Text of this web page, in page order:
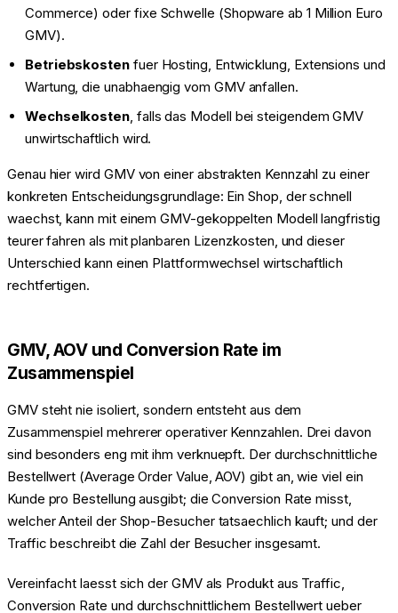
Commerce) oder fixe Schwelle (Shopware ab 1 Million Euro
GMV).
Betriebskostenfuer Hosting, Entwicklung, Extensions und
Wartung, die unabhaengig vom GMV anfallen.
Wechselkosten, falls das Modell bei steigendem GMV
unwirtschaftlich wird.
Genau hier wird GMV von einer abstrakten Kennzahl zu einer
konkreten Entscheidungsgrundlage: Ein Shop, der schnell
waechst, kann mit einem GMV-gekoppelten Modell langfristig
teurer fahren als mit planbaren Lizenzkosten, und dieser
Unterschied kann einen Plattformwechsel wirtschaftlich
rechtfertigen.
GMV, AOV und Conversion Rate im
Zusammenspiel
GMV steht nie isoliert, sondern entsteht aus dem
Zusammenspiel mehrerer operativer Kennzahlen. Drei davon
sind besonders eng mit ihm verknuepft. Der durchschnittliche
Bestellwert (Average Order Value, AOV) gibt an, wie viel ein
Kunde pro Bestellung ausgibt; die Conversion Rate misst,
welcher Anteil der Shop-Besucher tatsaechlich kauft; und der
Traffic beschreibt die Zahl der Besucher insgesamt.
Vereinfacht laesst sich der GMV als Produkt aus Traffic,
Conversion Rate und durchschnittlichem Bestellwert ueber